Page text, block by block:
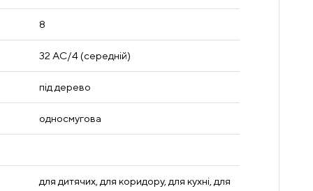
8
32 AC/4 (середній)
під дерево
односмугова
для дитячих, для коридору, для кухні, для